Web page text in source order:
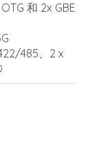
和 2x GBE
485、2 x